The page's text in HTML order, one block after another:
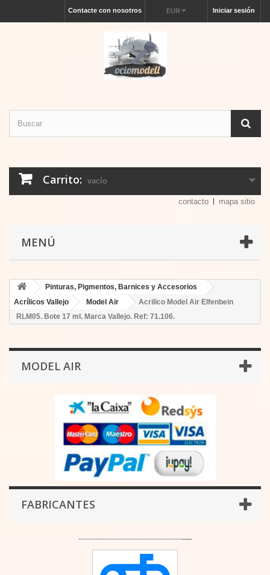
Iniciar sesión
EUR
Contacte con nosotros
Carrito: vacío
contacto mapa sitio
MENÚ
Pinturas, Pigmentos, Barnices y Accesorios
Acrílicos Vallejo
Model Air
Acrilico Model Air Elfenbein
RLM05. Bote 17 ml. Marca Vallejo. Ref: 71.106.
MODEL AIR
FABRICANTES
-----------------------------------------------